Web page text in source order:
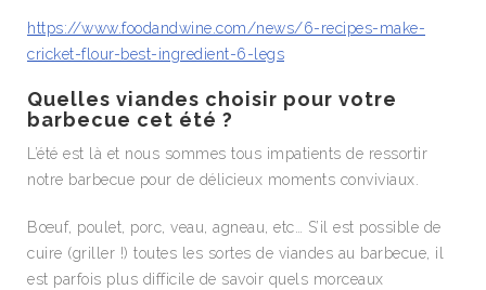
https://www.foodandwine.com/news/6-recipes-make-
cricket-flour-best-ingredient-6-legs
Quelles viandes choisir pour votre
barbecue cet été ?
L’été est là et nous sommes tous impatients de ressortir
notre barbecue pour de délicieux moments conviviaux.
Bœuf, poulet, porc, veau, agneau, etc… S’il est possible de
cuire (griller !) toutes les sortes de viandes au barbecue, il
est parfois plus difficile de savoir quels morceaux